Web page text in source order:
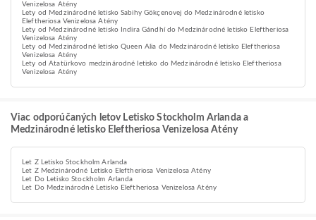
Venizelosa Atény
Lety od Medzinárodné letisko Sabihy Gökçenovej do Medzinárodné letisko
Eleftheriosa Venizelosa Atény
Lety od Medzinárodné letisko Indira Gándhí do Medzinárodné letisko Eleftheriosa
Venizelosa Atény
Lety od Medzinárodné letisko Queen Alia do Medzinárodné letisko Eleftheriosa
Venizelosa Atény
Lety od Atatürkovo medzinárodné letisko do Medzinárodné letisko Eleftheriosa
Venizelosa Atény
Viac odporúčaných letov Letisko Stockholm Arlanda a
Medzinárodné letisko Eleftheriosa Venizelosa Atény
Let Z Letisko Stockholm Arlanda
Let Z Medzinárodné Letisko Eleftheriosa Venizelosa Atény
Let Do Letisko Stockholm Arlanda
Let Do Medzinárodné Letisko Eleftheriosa Venizelosa Atény